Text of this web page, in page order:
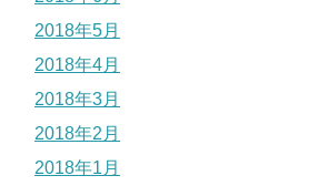
2018年5月
2018年4月
2018年3月
2018年2月
2018年1月